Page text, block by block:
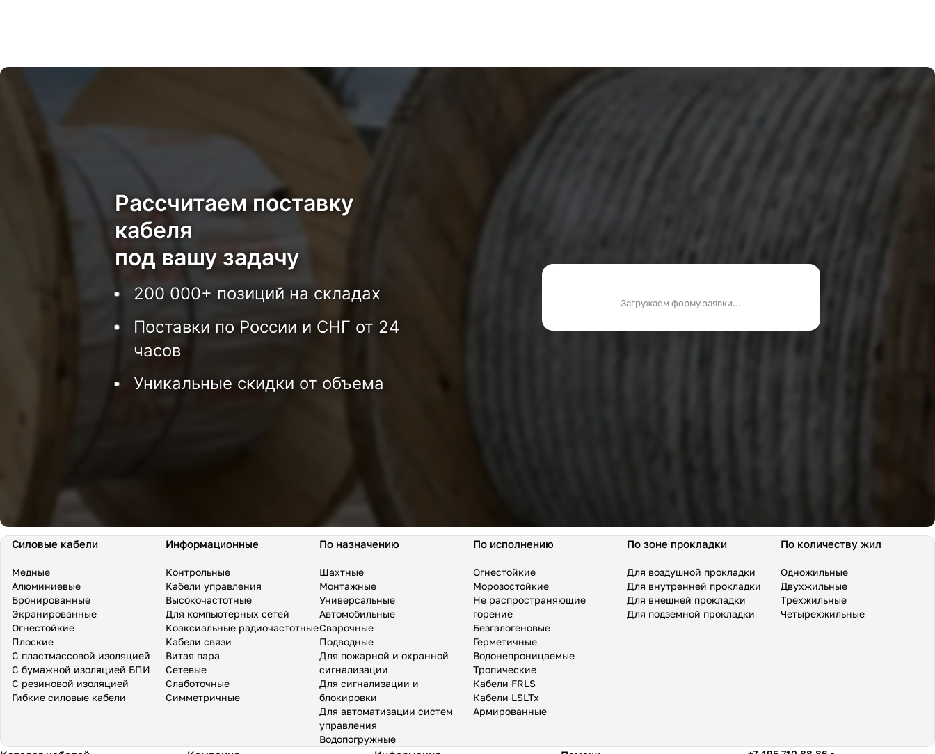
Рассчитаем поставку
кабеля
под вашу задачу
200 000+ позиций на складах
Поставки по России и СНГ от 24
часов
Уникальные скидки от объема
Загружаем форму заявки...
Силовые кабели
Медные
Алюминиевые
Бронированные
Экранированные
Огнестойкие
Плоские
С пластмассовой изоляцией
С бумажной изоляцией БПИ
С резиновой изоляцией
Гибкие силовые кабели
Информационные
Контрольные
Кабели управления
Высокочастотные
Для компьютерных сетей
Коаксиальные радиочастотные
Кабели связи
Витая пара
Сетевые
Слаботочные
Симметричные
По назначению
Шахтные
Монтажные
Универсальные
Автомобильные
Сварочные
Подводные
Для пожарной и охранной
сигнализации
Для сигнализации и
блокировки
Для автоматизации систем
управления
Водопогружные
По исполнению
Огнестойкие
Морозостойкие
Не распространяющие
горение
Безгалогеновые
Герметичные
Водонепроницаемые
Тропические
Кабели FRLS
Кабели LSLTx
Армированные
По зоне прокладки
Для воздушной прокладки
Для внутренней прокладки
Для внешней прокладки
Для подземной прокладки
По количеству жил
Одножильные
Двухжильные
Трехжильные
Четырехжильные